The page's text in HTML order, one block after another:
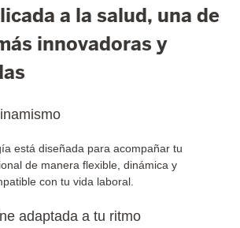
a la salud, una de
innovadoras y
está diseñada para acompañar tu
de manera flexible, dinámica y
con tu vida laboral.
adaptada a tu ritmo